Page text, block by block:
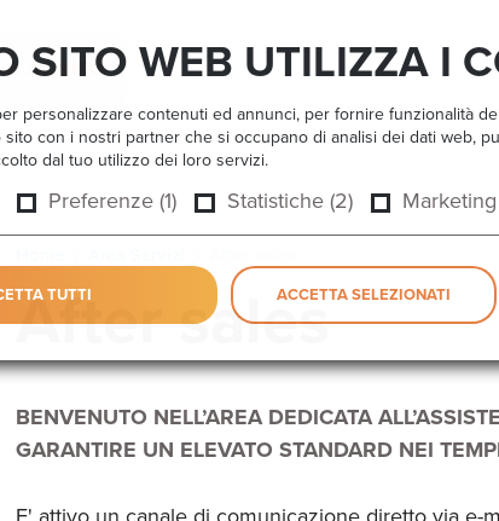
SITO WEB UTILIZZA I
personalizzare contenuti ed annunci, per fornire funzionalità
con i nostri partner che si occupano di analisi dei dati web,
dal tuo utilizzo dei loro servizi.
Preferenze (1) Statistiche (2)
TUTTI ACCETTA SELEZIONATI
AL SITO
After sales
BENVENUTO NELL’AREA DEDICATA
GARANTIRE UN ELEVATO STANDARD NEI